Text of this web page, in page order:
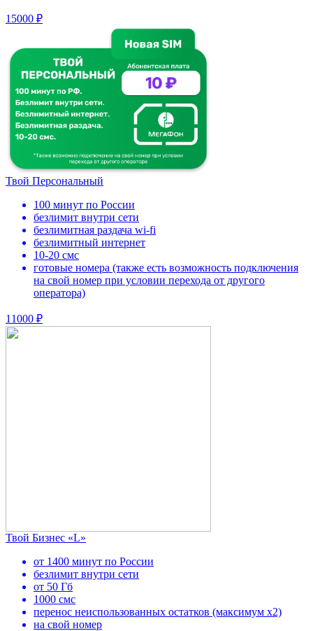
15000 ₽
Твой Персональный
100 минут по России
безлимит внутри сети
безлимитная раздача wi-fi
безлимитный интернет
10-20 смс
готовые номера (также есть возможность подключения
на свой номер при условии перехода от другого
оператора)
11000 ₽
Твой Бизнес «L»
от 1400 минут по России
безлимит внутри сети
от 50 Гб
1000 смс
перенос неиспользованных остатков (максимум х2)
на свой номер